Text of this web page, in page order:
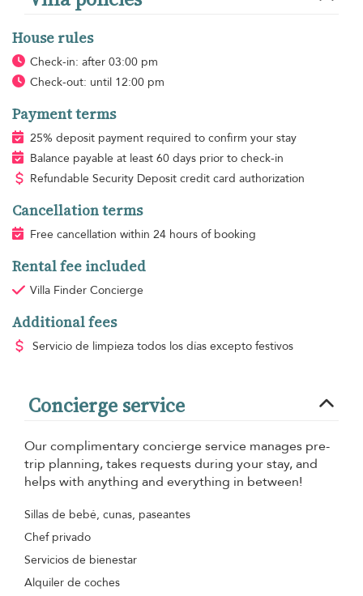
House rules
Check-in: after 03:00 pm
Check-out: until 12:00 pm
Payment terms
25% deposit payment required to confirm your stay
Balance payable at least 60 days prior to check-in
Refundable Security Deposit credit card authorization
Cancellation terms
Free cancellation within 24 hours of booking
Rental fee included
Villa Finder Concierge
Additional fees
Servicio de limpieza todos los días excepto festivos
Concierge service
Our complimentary concierge service manages pre-
trip planning, takes requests during your stay, and
helps with anything and everything in between!
Sillas de bebé, cunas, paseantes
Chef privado
Servicios de bienestar
Alquiler de coches